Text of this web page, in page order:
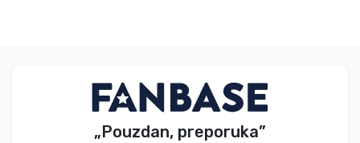
„Pouzdan, preporuka”